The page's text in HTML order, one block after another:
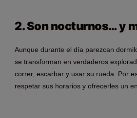
2. Son nocturnos… y
Aunque durante el día parezcan
se transforman en verdaderos
correr, escarbar y usar su rueda. Por
respetar sus horarios y ofrecerles un